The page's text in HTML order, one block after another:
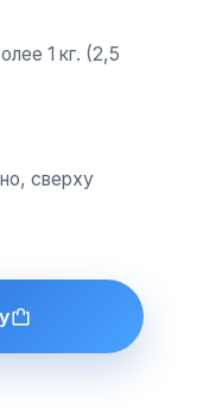
1 кг. (2,5
сверху